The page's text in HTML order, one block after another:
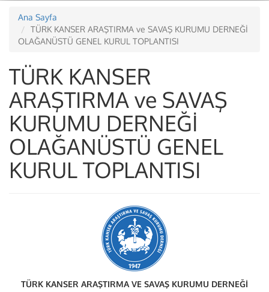
Ana Sayfa
TÜRK KANSER ARAŞTIRMA ve SAVAŞ KURUMU DERNEĞİ
OLAĞANÜSTÜ GENEL KURUL TOPLANTISI
TÜRK KANSER
ARAŞTIRMA ve SAVAŞ
KURUMU DERNEĞİ
OLAĞANÜSTÜ GENEL
KURUL TOPLANTISI
TÜRK KANSER ARAŞTIRMA VE SAVAŞ KURUMU DERNEĞİ